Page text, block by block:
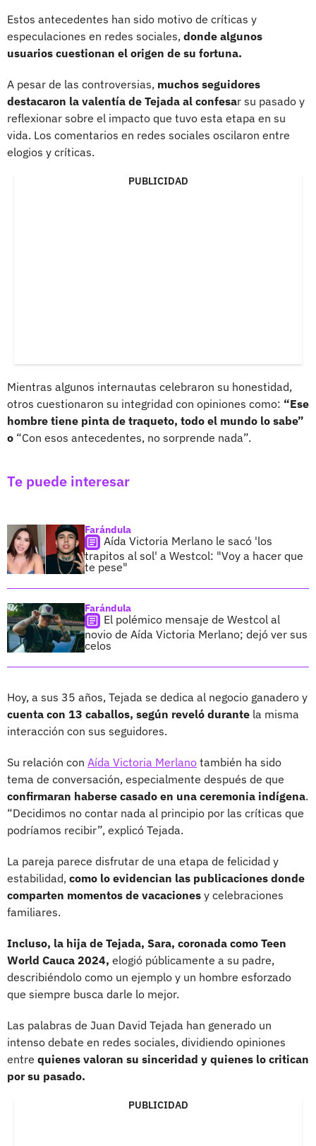
Estos antecedentes han sido motivo de críticas y
especulaciones en redes sociales, donde algunos
usuarios cuestionan el origen de su fortuna.
A pesar de las controversias, muchos seguidores
destacaron la valentía de Tejada al confesar su pasado y
reflexionar sobre el impacto que tuvo esta etapa en su
vida. Los comentarios en redes sociales oscilaron entre
elogios y críticas.
PUBLICIDAD
Mientras algunos internautas celebraron su honestidad,
otros cuestionaron su integridad con opiniones como: “Ese
hombre tiene pinta de traqueto, todo el mundo lo sabe”
o “Con esos antecedentes, no sorprende nada”.
Te puede interesar
Farándula
Aída Victoria Merlano le sacó 'los
trapitos al sol' a Westcol: "Voy a hacer que
te pese"
Farándula
El polémico mensaje de Westcol al
novio de Aída Victoria Merlano; dejó ver sus
celos
Hoy, a sus 35 años, Tejada se dedica al negocio ganadero y
cuenta con 13 caballos, según reveló durante la misma
interacción con sus seguidores.
Su relación con Aída Victoria Merlano también ha sido
tema de conversación, especialmente después de que
confirmaran haberse casado en una ceremonia indígena.
“Decidimos no contar nada al principio por las críticas que
podríamos recibir”, explicó Tejada.
La pareja parece disfrutar de una etapa de felicidad y
estabilidad, como lo evidencian las publicaciones donde
comparten momentos de vacaciones y celebraciones
familiares.
Incluso, la hija de Tejada, Sara, coronada como Teen
World Cauca 2024, elogió públicamente a su padre,
describiéndolo como un ejemplo y un hombre esforzado
que siempre busca darle lo mejor.
Las palabras de Juan David Tejada han generado un
intenso debate en redes sociales, dividiendo opiniones
entre quienes valoran su sinceridad y quienes lo critican
por su pasado.
PUBLICIDAD